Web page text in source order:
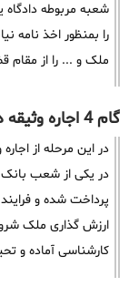
شعبه مربوطه دادگاه
را بمنظور اخذ نامه
ملک و ... را از مقام
گام 4 اجاره وثیقه در صفی‌آباد (کارشناسی ملک)
در این مرحله از
در یکی از شعب بانک
پرداخت شده و
کارشناسی آماده و